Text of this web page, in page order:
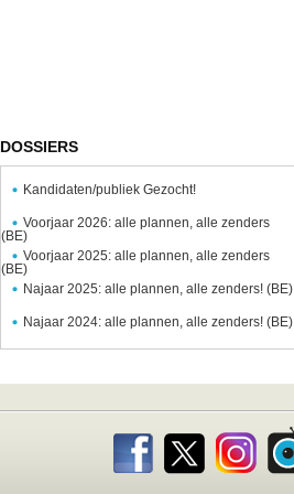
DOSSIERS
Kandidaten/publiek Gezocht!
Voorjaar 2026: alle plannen, alle zenders
(BE)
Voorjaar 2025: alle plannen, alle zenders
(BE)
Najaar 2025: alle plannen, alle zenders! (BE)
Najaar 2024: alle plannen, alle zenders! (BE)